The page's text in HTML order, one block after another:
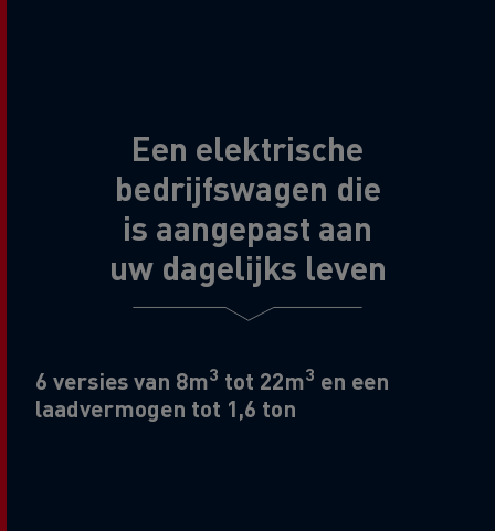
Een elektrische
bedrijfswagen die
is aangepast aan
uw dagelijks leven
6 versies van 8m3 tot 22m3 en een
laadvermogen tot 1,6 ton